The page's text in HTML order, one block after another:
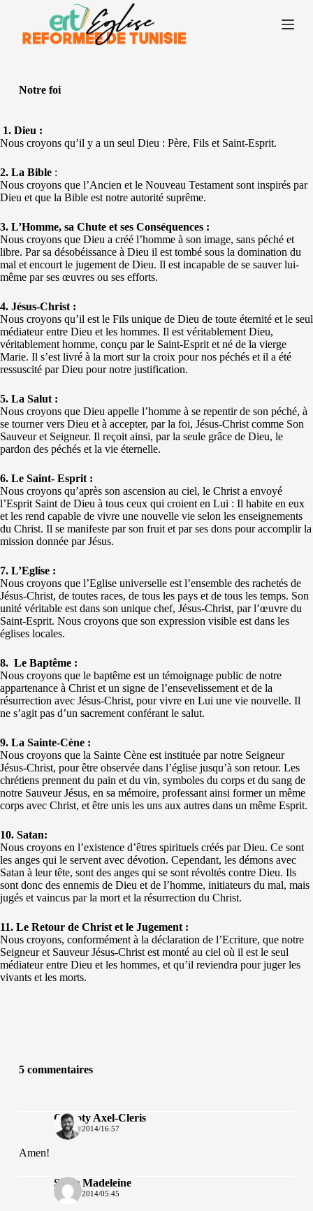
o
n
n
u
Notre foi
1. Dieu :
Nous croyons qu’il y a un seul Dieu : Père, Fils et Saint-Esprit.
2. La Bible :
Nous croyons que l’Ancien et le Nouveau Testament sont inspirés par
Dieu et que la Bible est notre autorité suprême.
3. L’Homme, sa Chute et ses Conséquences :
Nous croyons que Dieu a créé l’homme à son image, sans péché et
libre. Par sa désobéissance à Dieu il est tombé sous la domination du
mal et encourt le jugement de Dieu. Il est incapable de se sauver lui-
même par ses œuvres ou ses efforts.
4. Jésus-Christ :
Nous croyons qu’il est le Fils unique de Dieu de toute éternité et le seul
médiateur entre Dieu et les hommes. Il est véritablement Dieu,
véritablement homme, conçu par le Saint-Esprit et né de la vierge
Marie. Il s’est livré à la mort sur la croix pour nos péchés et il a été
ressuscité par Dieu pour notre justification.
5. La Salut :
Nous croyons que Dieu appelle l’homme à se repentir de son péché, à
se tourner vers Dieu et à accepter, par la foi, Jésus-Christ comme Son
Sauveur et Seigneur. Il reçoit ainsi, par la seule grâce de Dieu, le
pardon des péchés et la vie éternelle.
6. Le Saint- Esprit :
Nous croyons qu’après son ascension au ciel, le Christ a envoyé
l’Esprit Saint de Dieu à tous ceux qui croient en Lui : Il habite en eux
et les rend capable de vivre une nouvelle vie selon les enseignements
du Christ. Il se manifeste par son fruit et par ses dons pour accomplir la
mission donnée par Jésus.
7. L’Eglise :
Nous croyons que l’Eglise universelle est l’ensemble des rachetés de
Jésus-Christ, de toutes races, de tous les pays et de tous les temps. Son
unité véritable est dans son unique chef, Jésus-Christ, par l’œuvre du
Saint-Esprit. Nous croyons que son expression visible est dans les
églises locales.
8. Le Baptême :
Nous croyons que le baptême est un témoignage public de notre
appartenance à Christ et un signe de l’ensevelissement et de la
résurrection avec Jésus-Christ, pour vivre en Lui une vie nouvelle. Il
ne s’agit pas d’un sacrement conférant le salut.
9. La Sainte-Cène :
Nous croyons que la Sainte Cène est instituée par notre Seigneur
Jésus-Christ, pour être observée dans l’église jusqu’à son retour. Les
chrétiens prennent du pain et du vin, symboles du corps et du sang de
notre Sauveur Jésus, en sa mémoire, professant ainsi former un même
corps avec Christ, et être unis les uns aux autres dans un même Esprit.
10. Satan:
Nous croyons en l’existence d’êtres spirituels créés par Dieu. Ce sont
les anges qui le servent avec dévotion. Cependant, les démons avec
Satan à leur tête, sont des anges qui se sont révoltés contre Dieu. Ils
sont donc des ennemis de Dieu et de l’homme, initiateurs du mal, mais
jugés et vaincus par la mort et la résurrection du Christ.
11. Le Retour de Christ et le Jugement :
Nous croyons, conformément à la déclaration de l’Ecriture, que notre
Seigneur et Sauveur Jésus-Christ est monté au ciel où il est le seul
médiateur entre Dieu et les hommes, et qu’il reviendra pour juger les
vivants et les morts.
5 commentaires
Gailloty Axel-Cleris
13 MAI 2014/16:57
Amen!
Sopie Madeleine
18 MAI 2014/05:45